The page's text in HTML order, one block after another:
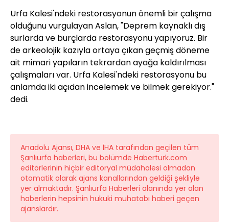
Urfa Kalesi'ndeki restorasyonun önemli bir çalışma
olduğunu vurgulayan Aslan, "Deprem kaynaklı dış
surlarda ve burçlarda restorasyonu yapıyoruz. Bir
de arkeolojik kazıyla ortaya çıkan geçmiş döneme
ait mimari yapıların tekrardan ayağa kaldırılması
çalışmaları var. Urfa Kalesi'ndeki restorasyonu bu
anlamda iki açıdan incelemek ve bilmek gerekiyor."
dedi.
Anadolu Ajansı, DHA ve İHA tarafından geçilen tüm
Şanlıurfa haberleri, bu bölümde Haberturk.com
editörlerinin hiçbir editoryal müdahalesi olmadan
otomatik olarak ajans kanallarından geldiği şekliyle
yer almaktadır. Şanlıurfa Haberleri alanında yer alan
haberlerin hepsinin hukuki muhatabı haberi geçen
ajanslardır.